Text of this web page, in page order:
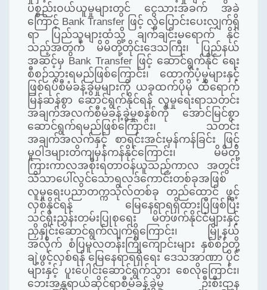
ပစ္စည်းဝယ်ယူမှုများတွင် ငွေသားအခက် အခဲ
ကြောင့် Bank Transfer ဖြင့် လွှဲပြောင်းပေးလျှက်ရှိ
ရာ ပြည်သူများထံသို့ ချက်ချင်းမရောက် နိုင်
သည့်အတွက် မိမိတို့တိုင်းဒေသကြီး၊ ပြည်နယ်
အဆင့်မှ Bank Transfer ဖြင့် ဆောင်ရွက်နိုင် ရေး
စီစဉ်သွားရမည်ဖြစ်ကြောင်း၊ ထောက်ပံ့မှုများနှင့်
ဖြစ်ရပ်စီမံခန့်ခွဲမှုများကို ယခုထက်ပိုမို ထိရောက်
မြန်ဆန်စွာ ဆောင်ရွက်နိုင်ရန် လူမှုရေးရာသတင်း
အချက်အလက်စီမံခန့်ခွဲမှုစနစ်ကို အောင်မြင်စွာ
ဆောင်ရွက်ရမည်ဖြစ်ကြောင်း၊ သတင်း
အချက်အလက်နှင့် စာရင်းအင်းမှန်ကန်ခြင်း ဖြင့်
မူဝါဒများတိကျမှန်ကန်နိုင်ကြောင်း၊ မိမိတို့
ကြားကာလအစိုးရတာဝန်ယူသည့်ကာလ အတွင်း
သိသာပေါ်လွင်သောရလဒ်ကောင်းတစ်ခုအဖြစ်
လူမှုရေးပညာတက္ကသိုလ်တစ်ခု တည်ထောင် ဖွင့်
လှစ်နိုင်ရန် မြေနေရာရရှိထားပြီဖြစ်ပြီး
သင်ရိုးညွှန်းတမ်းပြုစုရေး မိတ်ဖက်နိုင်ငံများနှင့်
ညှိနှိုင်းဆောင်ရွက်လျက်ရှိကြောင်း၊ မြို့နယ်
အလိုက် စံပြမူလတန်းကြိုကျောင်းများ နှစ်စဉ်တို့
ချဲ့ဖွင့်လှစ်ရန် မြေနေရာရရှိရေး ဒေသအာဏာ ပိုင်
များနှင့် ပူးပေါင်း‌ဆောင်ရွက်သွား စေလိုကြောင်း၊
ဘေးအန္တရာယ်ဆိုင်ရာစီမံခန့်ခွဲမှု ဦးစီးဌာန